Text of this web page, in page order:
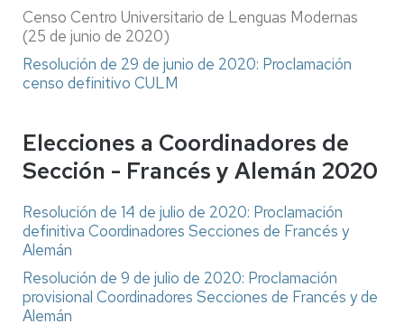
Censo Centro Universitario de Lenguas Modernas
(25 de junio de 2020)
Resolución de 29 de junio de 2020: Proclamación
censo definitivo CULM
Elecciones a Coordinadores de
Sección - Francés y Alemán 2020
Resolución de 14 de julio de 2020: Proclamación
definitiva Coordinadores Secciones de Francés y
Alemán
Resolución de 9 de julio de 2020: Proclamación
provisional Coordinadores Secciones de Francés y de
Alemán